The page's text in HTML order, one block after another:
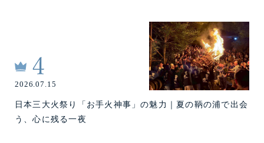
2026.07.15
日本三大火祭り「お手火神事」の魅力｜夏の鞆の浦で出会
う、心に残る一夜